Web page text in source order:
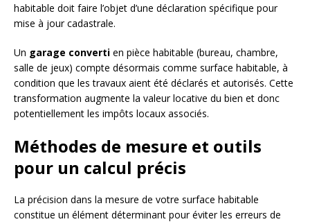
habitable doit faire l’objet d’une déclaration spécifique pour
mise à jour cadastrale.
Un garage converti en pièce habitable (bureau, chambre,
salle de jeux) compte désormais comme surface habitable, à
condition que les travaux aient été déclarés et autorisés. Cette
transformation augmente la valeur locative du bien et donc
potentiellement les impôts locaux associés.
Méthodes de mesure et outils
pour un calcul précis
La précision dans la mesure de votre surface habitable
constitue un élément déterminant pour éviter les erreurs de